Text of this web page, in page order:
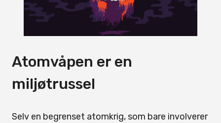
Atomvåpen er en
miljøtrussel
Selv en begrenset atomkrig, som bare involverer